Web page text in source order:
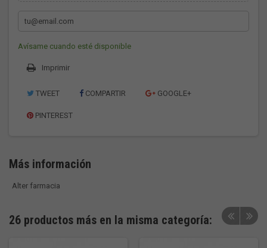
Avísame cuando esté disponible
Imprimir
TWEET COMPARTIR GOOGLE+
PINTEREST
Más información
Alter farmacia
26 productos más en la misma categoría: